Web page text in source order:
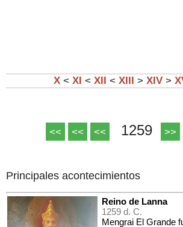
X < XI < XII < XIII > XIV >
<< << << 1259 >>
Principales acontecimientos
Reino de Lanna
1259 d. C.
Mengrai El Grande